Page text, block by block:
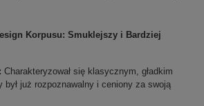
Korpusu: Smuklejszy i Bardziej
Charakteryzował się klasycznym, gładkim
był już rozpoznawalny i ceniony za swoją